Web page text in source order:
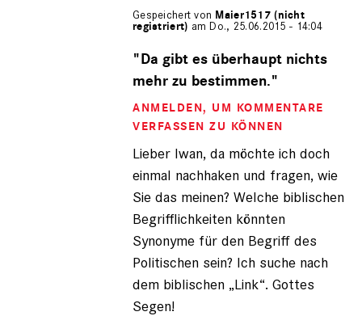
Gespeichert von Maier1517 (nicht
registriert) am Do., 25.06.2015 - 14:04
auf
Iwan
der
Schre…
registriert)
"Da gibt es überhaupt nichts
mehr zu bestimmen."
ANMELDEN, UM KOMMENTARE
VERFASSEN ZU KÖNNEN
Lieber Iwan, da möchte ich doch
einmal nachhaken und fragen, wie
Sie das meinen? Welche biblischen
Begrifflichkeiten könnten
Synonyme für den Begriff des
Politischen sein? Ich suche nach
dem biblischen „Link“. Gottes
Segen!